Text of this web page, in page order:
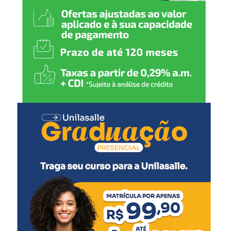
atividades físicas somente
na escola. A revitalização
da quadra será fundamental
para que tenham mais
qualidade nas aulas. Além
disso, a questão da
acessibilidade é muito
importante, já que temos
alunos cadeirantes que
também participam das
aulas de educação física e
de atividades pedagógicas
no pátio.”